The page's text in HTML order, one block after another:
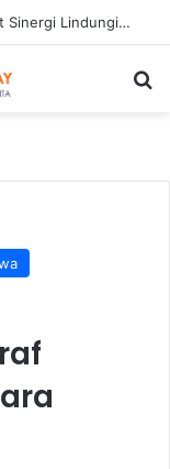
SKK Migas, PHR dan Polda Riau Perkuat Sinergi Lindungi Aset Negara demi Menjaga Ketahanan Energi Nasional